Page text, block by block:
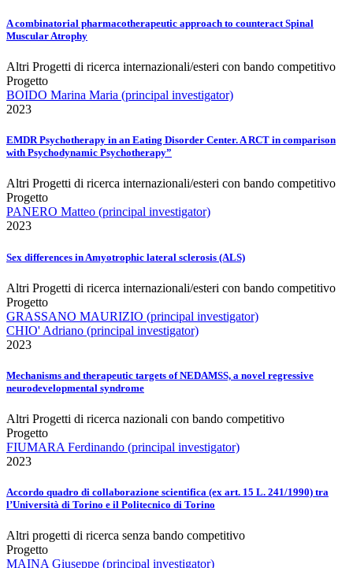
A combinatorial pharmacotherapeutic approach to counteract Spinal
Muscular Atrophy
Altri Progetti di ricerca internazionali/esteri con bando competitivo
Progetto
BOIDO Marina Maria (principal investigator)
2023
EMDR Psychotherapy in an Eating Disorder Center. A RCT in comparison
with Psychodynamic Psychotherapy”
Altri Progetti di ricerca internazionali/esteri con bando competitivo
Progetto
PANERO Matteo (principal investigator)
2023
Sex differences in Amyotrophic lateral sclerosis (ALS)
Altri Progetti di ricerca internazionali/esteri con bando competitivo
Progetto
GRASSANO MAURIZIO (principal investigator)
CHIO' Adriano (principal investigator)
2023
Mechanisms and therapeutic targets of NEDAMSS, a novel regressive
neurodevelopmental syndrome
Altri Progetti di ricerca nazionali con bando competitivo
Progetto
FIUMARA Ferdinando (principal investigator)
2023
Accordo quadro di collaborazione scientifica (ex art. 15 L. 241/1990) tra
l’Università di Torino e il Politecnico di Torino
Altri progetti di ricerca senza bando competitivo
Progetto
MAINA Giuseppe (principal investigator)